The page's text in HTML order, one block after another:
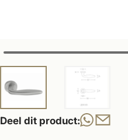
Deel dit product: